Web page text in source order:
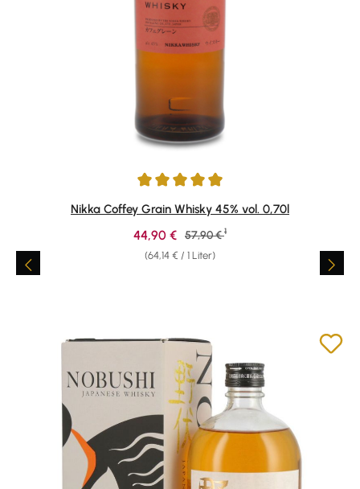
Durchschnittliche Bewertung von 4.93 von 5 Sternen
Nikka Coffey Grain Whisky 45% vol. 0,70l
(64,14 € / 1 Liter)
Verkaufspreis:
44,90 € Regulärer Preis:
57,90 € 1